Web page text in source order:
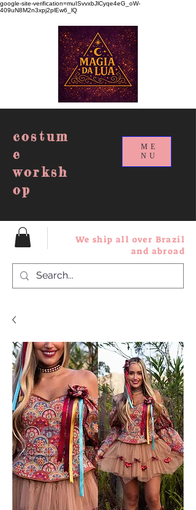
google-site-verification=muISvvxbJlCyqe4eG_oW-
409uN8M2n3xpj2plEw6_lQ
costum
e
worksh
op
ME
NU
We ship all over Brazil
and abroad